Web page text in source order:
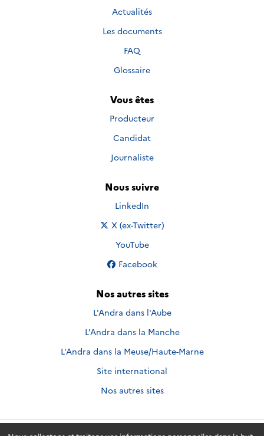
Actualités
Les documents
FAQ
Glossaire
Vous êtes
Producteur
Candidat
Journaliste
Nous suivre
Nous suivre sur
LinkedIn
Nous suivre sur
X (ex-Twitter)
Nous suivre sur
YouTube
Nous suivre sur
Facebook
Nos autres sites
L'Andra dans l'Aube
L'Andra dans la Manche
L'Andra dans la Meuse/Haute-Marne
Site international
Nos autres sites